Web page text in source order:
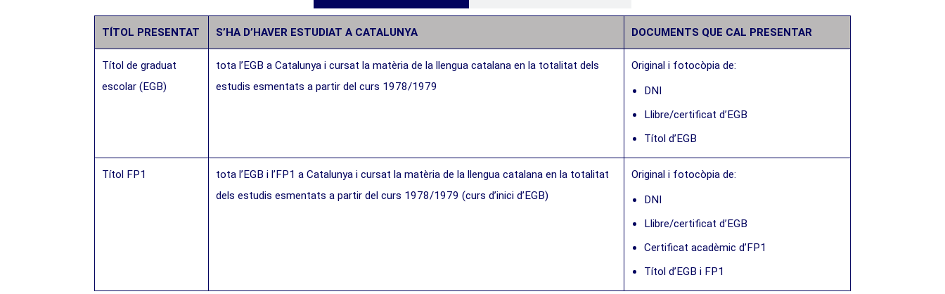
TÍTOL PRESENTAT S’HA D’HAVER ESTUDIAT A CATALUNYA DOCUMENTS QUE CAL PRESENTAR
Títol de graduat
escolar (EGB)
tota l’EGB a Catalunya i cursat la matèria de la llengua catalana en la totalitat dels
estudis esmentats a partir del curs 1978/1979
Original i fotocòpia de:
DNI
Llibre/certificat d’EGB
Títol d’EGB
Títol FP1
tota l’EGB i l’FP1 a Catalunya i cursat la matèria de la llengua catalana en la totalitat
dels estudis esmentats a partir del curs 1978/1979 (curs d’inici d’EGB)
Original i fotocòpia de:
DNI
Llibre/certificat d’EGB
Certificat acadèmic d’FP1
Títol d’EGB i FP1